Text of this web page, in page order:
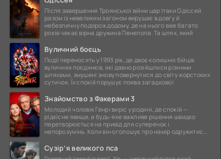
Після завершення Троянської війни цар Ітаки Одіссей
разом із невеликим загоном вирушає в довгу й
небезпечну подорож додому, де на нього вже багато
років чекає вірна дружина Пенелопа. Та шлях, який
Вуличний боєць
Події переносять у 1993 рік, де двоє колишніх бійців
вуличних поєдинків, які давно розійшлися різними
шляхами, змушені знову повернутися до світу жорстоких
сутичок. Їх спокій порушує поява загадкової
Знайомство з Факерами 3
Молодий чоловік Генрі виріс у родині, де спокій —
рідкісне явище, а будь-яке важливе рішення швидко
перетворюється на привід для суперечок і
непорозумінь. Коли він оголошує про намір одружитися,
Сузір’я великого пса